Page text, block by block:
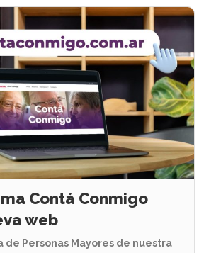
Contá Conmigo
web
de Personas Mayores de nuestra